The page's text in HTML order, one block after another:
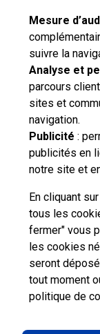
Mesure
suivre la
Analyse et
parcours
sites et
navigation.
Publicité :
publicités en
notre site et
En cliquant
tous les
fermer" vous
les cookies
seront
tout moment
politique de
Professionnels